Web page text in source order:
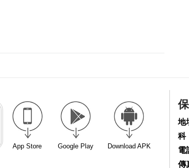
App Store Google Play Download APK
地
科
電
傳